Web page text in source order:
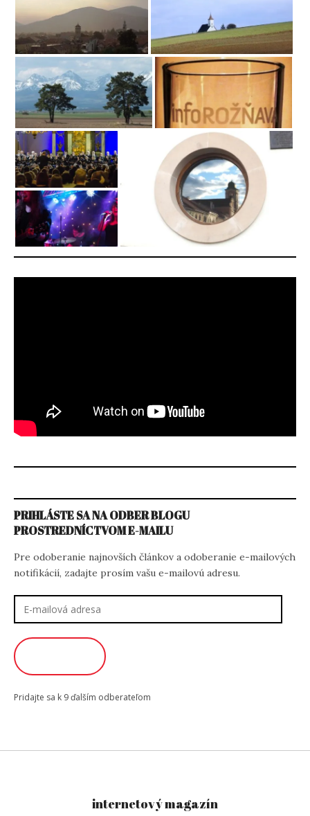
PRIHLÁSTE SA NA ODBER BLOGU
PROSTREDNÍCTVOM E-MAILU
Pre odoberanie najnovších článkov a odoberanie e-mailových
notifikácií, zadajte prosím vašu e-mailovú adresu.
adresa
Pridajte sa k 9 ďalším odberateľom
internetový magazín